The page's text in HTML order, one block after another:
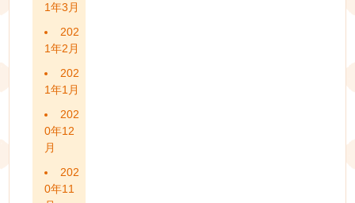
1年3月
202
1年2月
202
1年1月
202
0年12
月
202
0年11